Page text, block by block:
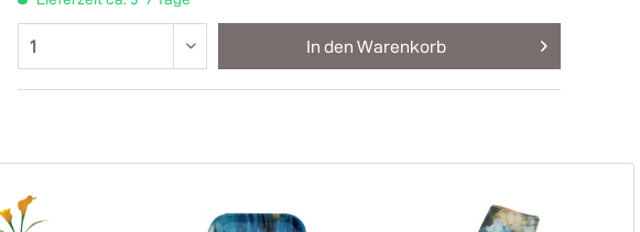
In den Warenkorb